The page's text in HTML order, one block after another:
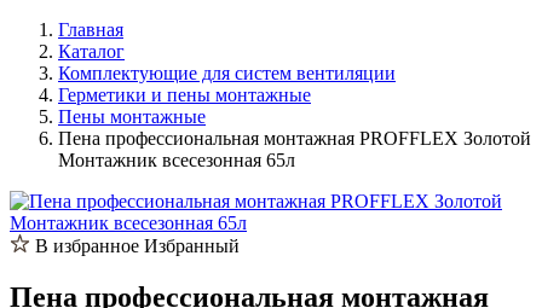
Главная
Каталог
Комплектующие для систем вентиляции
Герметики и пены монтажные
Пены монтажные
Пена профессиональная монтажная PROFFLEX Золотой
Монтажник всесезонная 65л
В избранное Избранный
Пена профессиональная монтажная